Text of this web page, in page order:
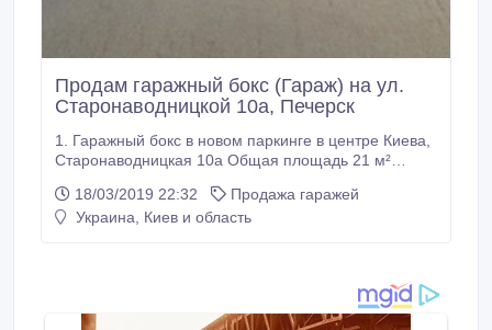
Продам гаражный бокс (Гараж) на ул.
Старонаводницкой 10а, Печерск
1. Гаражный бокс в новом паркинге в центре Киева,
Старонаводницкая 10а Общая площадь 21 м²
паркинга в центре Киева на Печерске, по ул.
Старонаводницкая 10а. Рядом с паркингом
18/03/2019 22:32
Продажа гаражей
Украина, Киев и область